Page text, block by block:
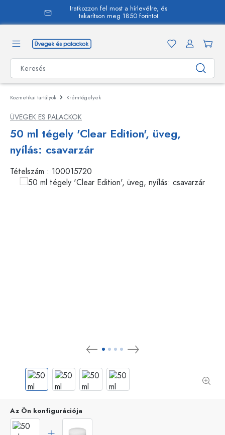
Iratkozzon fel most a hírlevélre, és
takarítson meg 1850 forintot
Kozmetikai tartályok Krémtégelyek
ÜVEGEK ES PALACKOK
50 ml tégely 'Clear Edition', üveg,
nyílás: csavarzár
Tételszám : 100015720
Az Ön konfigurációja